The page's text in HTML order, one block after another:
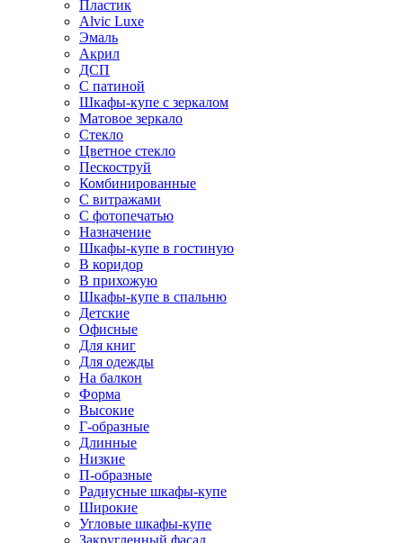
Пластик
Alvic Luxe
Эмаль
Акрил
ДСП
С патиной
Шкафы-купе с зеркалом
Матовое зеркало
Стекло
Цветное стекло
Пескоструй
Комбинированные
С витражами
С фотопечатью
Назначение
Шкафы-купе в гостиную
В коридор
В прихожую
Шкафы-купе в спальню
Детские
Офисные
Для книг
Для одежды
На балкон
Форма
Высокие
Г-образные
Длинные
Низкие
П-образные
Радиусные шкафы-купе
Широкие
Угловые шкафы-купе
Закругленный фасад